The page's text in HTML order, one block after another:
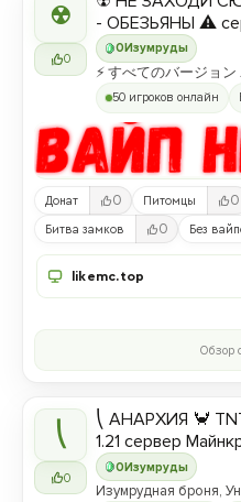
☢
0
0 Изумруды
- ОБЕЗЬЯНЫ ⚠
⚡ すべてのバージョ
50 игроков онлайн
Донат 0 Питомцы 0
Битва замков 0 Без
likemc.top
Обзор
⎝
0
0Изумруды
⎝ АНАРХИЯ 🦀
1.21 сервер
Изумрудная броня,